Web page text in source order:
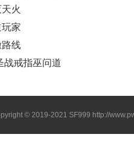
火
家
路线
战戒指巫问道
© 2019-2021 SF999 http://